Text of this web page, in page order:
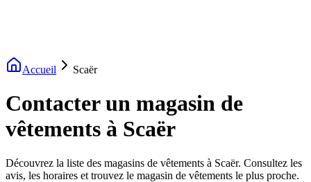
Accueil Scaër
Contacter un magasin de
vêtements à Scaër
Découvrez la liste des magasins de vêtements à Scaër. Consultez les
avis, les horaires et trouvez le magasin de vêtements le plus proche.